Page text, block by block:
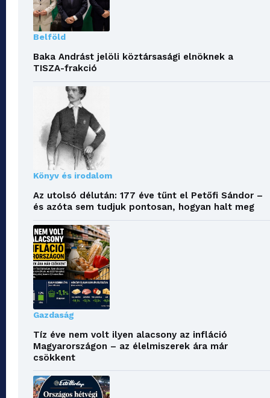
Belföld
Baka Andrást jelöli köztársasági elnöknek a
TISZA-frakció
Könyv és irodalom
Az utolsó délután: 177 éve tűnt el Petőfi Sándor –
és azóta sem tudjuk pontosan, hogyan halt meg
Gazdaság
Tíz éve nem volt ilyen alacsony az infláció
Magyarországon – az élelmiszerek ára már
csökkent